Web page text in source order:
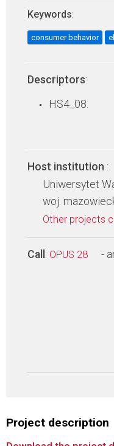
Keywords:
consumer behavior
Descriptors:
HS4_08:
Host institution :
Uniwersytet
woj.
Other projects
Call : OPUS 28 -
Project description